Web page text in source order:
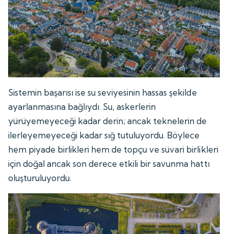
Sistemin başarısı ise su seviyesinin hassas şekilde
ayarlanmasına bağlıydı. Su, askerlerin
yürüyemeyeceği kadar derin; ancak teknelerin de
ilerleyemeyeceği kadar sığ tutuluyordu. Böylece
hem piyade birlikleri hem de topçu ve süvari birlikleri
için doğal ancak son derece etkili bir savunma hattı
oluşturuluyordu.